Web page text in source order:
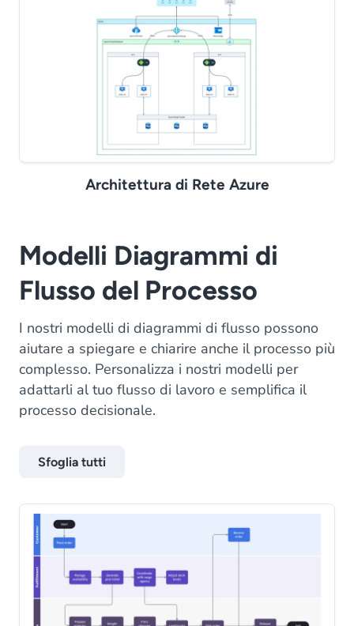
Architettura di Rete Azure
Modelli Diagrammi di
Flusso del Processo
I nostri modelli di diagrammi di flusso possono
aiutare a spiegare e chiarire anche il processo più
complesso. Personalizza i nostri modelli per
adattarli al tuo flusso di lavoro e semplifica il
processo decisionale.
Sfoglia tutti